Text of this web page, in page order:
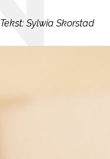
Tekst: Sylwia Skorstad